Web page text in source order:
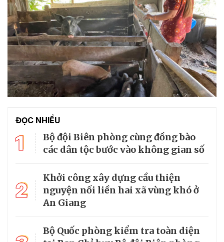
ĐỌC NHIỀU
1
Bộ đội Biên phòng cùng đồng bào
các dân tộc bước vào không gian số
2
Khởi công xây dựng cầu thiện
nguyện nối liền hai xã vùng khó ở
An Giang
Bộ Quốc phòng kiểm tra toàn diện